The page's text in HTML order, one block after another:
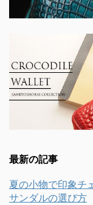
最新の記事
夏の小物で印象チ
サンダルの選び方